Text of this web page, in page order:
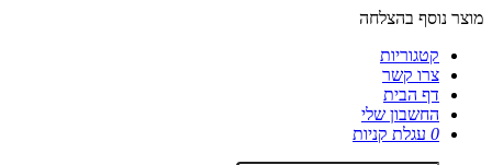
מוצר נוסף בהצלחה
קטגוריות
צרו קשר
דף הבית
החשבון שלי
0 עגלת קניות